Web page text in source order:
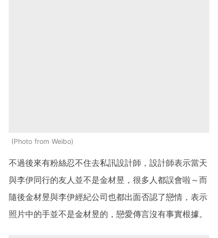
Photo from Weibo
不過後來有粉絲忍不住去私訊設計師，設計師表示當天
與李伊同行的友人並不是金材昱，很多人都誤會啦～而
隨後金材昱與李伊經紀公司也都出面否認了戀情，表示
照片中的手並不是金材昱的，戀愛傳言沒有事實根據。